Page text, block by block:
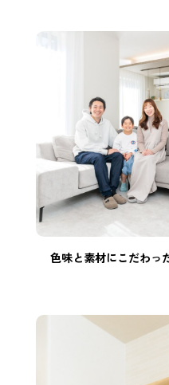
色味と素材にこだわっ